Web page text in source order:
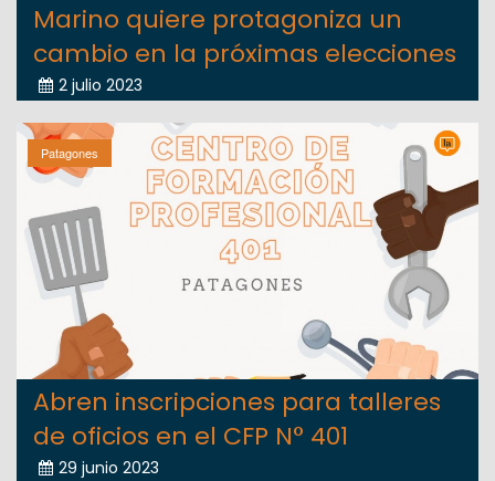
Marino quiere protagoniza un
cambio en la próximas elecciones
2 julio 2023
Patagones
Abren inscripciones para talleres
de oficios en el CFP N° 401
29 junio 2023